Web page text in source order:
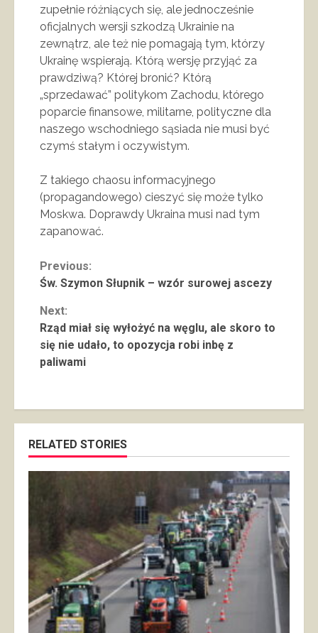
zupełnie różniących się, ale jednocześnie
oficjalnych wersji szkodzą Ukrainie na
zewnątrz, ale też nie pomagają tym, którzy
Ukrainę wspierają. Którą wersję przyjąć za
prawdziwą? Której bronić? Którą
„sprzedawać” politykom Zachodu, którego
poparcie finansowe, militarne, polityczne dla
naszego wschodniego sąsiada nie musi być
czymś stałym i oczywistym.
Z takiego chaosu informacyjnego
(propagandowego) cieszyć się może tylko
Moskwa. Doprawdy Ukraina musi nad tym
zapanować.
Continue
Previous:
Św. Szymon Słupnik – wzór surowej ascezy
Next:
Rząd miał się wyłożyć na węglu, ale skoro to
się nie udało, to opozycja robi inbę z
paliwami
RELATED STORIES